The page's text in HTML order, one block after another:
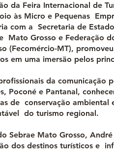
da Feira Internacional de
às Micro e Pequenas
com a Secretaria de
Mato Grosso e Federação
(Fecomércio-MT),
em uma imersão pelos
da comunicação
Poconé e Pantanal,
de conservação ambiental
do turismo regional.
Sebrae Mato Grosso,
dos destinos turísticos e